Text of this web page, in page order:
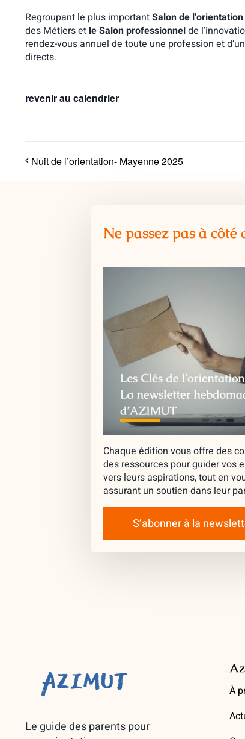
Regroupant le plus importantSalon de
des Métiers et le Salon professionnelde
rendez-vous annuel de toute une profession et
directs.
revenir au calendrier
Nuit de l’orientation- Mayenne 2025
Ne passez pas à côté
Chaque édition vous offre des
des ressources pour guider vos
vers leurs aspirations, tout en
assurant un soutien dans leur
S’abonner à la
Le guide des parents pour
À